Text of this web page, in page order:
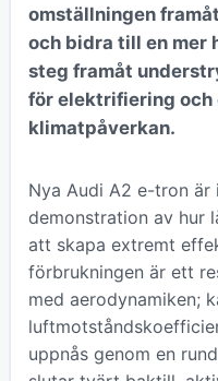
omställningen
och bidra till en mer
steg framåt
för elektrifiering och
klimatpåverkan.
Nya Audi A2 e-tron är
demonstration av hur
att skapa extremt
förbrukningen är ett
med aerodynamiken;
uppnås genom en